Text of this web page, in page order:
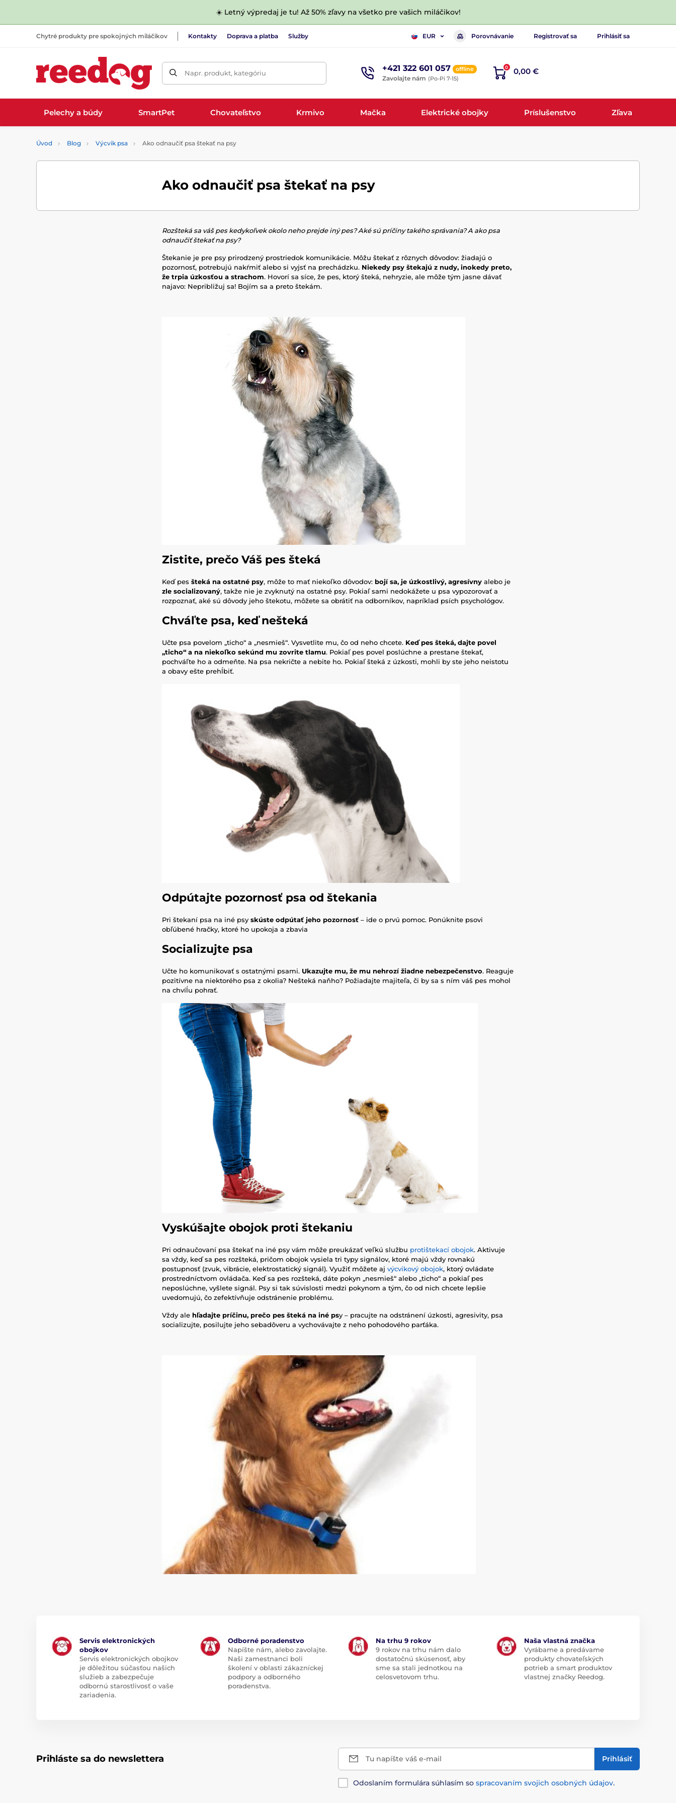
☀️ Letný výpredaj je tu! Až 50% zľavy na všetko pre vašich miláčikov!
Chytré produkty pre spokojných miláčikov Kontakty Doprava a platba Služby EUR Porovnávanie Registrovať sa Prihlásiť sa
Napr. produkt, kategóriu +421 322 601 057 offline
Zavolajte nám (Po-Pi 7-15)
0 0,00 €
Pelechy a búdy SmartPet Chovateľstvo Krmivo Mačka Elektrické obojky Príslušenstvo Zľava
Úvod Blog Výcvik psa Ako odnaučiť psa štekať na psy
Ako odnaučiť psa štekať na psy
Rozšteká sa váš pes kedykoľvek okolo neho prejde iný pes? Aké sú príčiny takého správania? A ako psa
odnaučiť štekať na psy?
Štekanie je pre psy prirodzený prostriedok komunikácie. Môžu štekať z rôznych dôvodov: žiadajú o
pozornosť, potrebujú nakŕmiť alebo si vyjsť na prechádzku. Niekedy psy štekajú z nudy, inokedy preto,
že trpia úzkosťou a strachom. Hovorí sa síce, že pes, ktorý šteká, nehryzie, ale môže tým jasne dávať
najavo: Nepribližuj sa! Bojím sa a preto štekám.
Zistite, prečo Váš pes šteká
Keď pes šteká na ostatné psy, môže to mať niekoľko dôvodov: bojí sa, je úzkostlivý, agresívny alebo je
zle socializovaný, takže nie je zvyknutý na ostatné psy. Pokiaľ sami nedokážete u psa vypozorovať a
rozpoznať, aké sú dôvody jeho štekotu, môžete sa obrátiť na odborníkov, napríklad psích psychológov.
Chváľte psa, keď nešteká
Učte psa povelom „ticho“ a „nesmieš“. Vysvetlite mu, čo od neho chcete. Keď pes šteká, dajte povel
„ticho“ a na niekoľko sekúnd mu zovrite tlamu. Pokiaľ pes povel poslúchne a prestane štekať,
pochváľte ho a odmeňte. Na psa nekričte a nebite ho. Pokiaľ šteká z úzkosti, mohli by ste jeho neistotu
a obavy ešte prehĺbiť.
Odpútajte pozornosť psa od štekania
Pri štekaní psa na iné psy skúste odpútať jeho pozornosť – ide o prvú pomoc. Ponúknite psovi
obľúbené hračky, ktoré ho upokoja a zbavia
Socializujte psa
Učte ho komunikovať s ostatnými psami. Ukazujte mu, že mu nehrozí žiadne nebezpečenstvo. Reaguje
pozitívne na niektorého psa z okolia? Nešteká naňho? Požiadajte majiteľa, či by sa s ním váš pes mohol
na chvíĺu pohrať.
Vyskúšajte obojok proti štekaniu
Pri odnaučovaní psa štekať na iné psy vám môže preukázať veľkú službu protištekací obojok. Aktivuje
sa vždy, keď sa pes rozšteká, pričom obojok vysiela tri typy signálov, ktoré majú vždy rovnakú
postupnosť (zvuk, vibrácie, elektrostatický signál). Využiť môžete aj výcvikový obojok, ktorý ovládate
prostredníctvom ovládača. Keď sa pes rozšteká, dáte pokyn „nesmieš“ alebo „ticho“ a pokiaľ pes
neposlúchne, vyšlete signál. Psy si tak súvislosti medzi pokynom a tým, čo od nich chcete lepšie
uvedomujú, čo zefektívňuje odstránenie problému.
Vždy ale hľadajte príčinu, prečo pes šteká na iné psy – pracujte na odstránení úzkosti, agresivity, psa
socializujte, posilujte jeho sebadôveru a vychovávajte z neho pohodového parťáka.
Servis elektronických
obojkov
Servis elektronických obojkov
je dôležitou súčasťou našich
služieb a zabezpečuje
odbornú starostlivosť o vaše
zariadenia.
Odborné poradenstvo
Napíšte nám, alebo zavolajte.
Naši zamestnanci boli
školení v oblasti zákazníckej
podpory a odborného
poradenstva.
Na trhu 9 rokov
9 rokov na trhu nám dalo
dostatočnú skúsenosť, aby
sme sa stali jednotkou na
celosvetovom trhu.
Naša vlastná značka
Vyrábame a predávame
produkty chovateľských
potrieb a smart produktov
vlastnej značky Reedog.
Prihláste sa do newslettera Tu napíšte váš e-mail Prihlásiť
Odoslaním formulára súhlasím so spracovaním svojich osobných údajov.